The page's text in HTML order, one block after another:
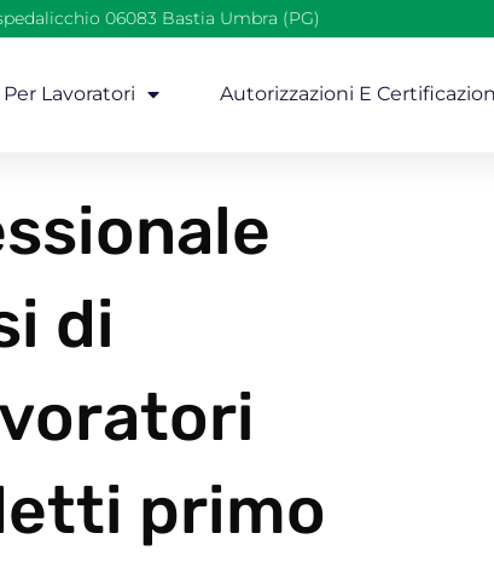
06083 Bastia Umbra (PG)
Lavoratori Autorizzazioni E
di
primo